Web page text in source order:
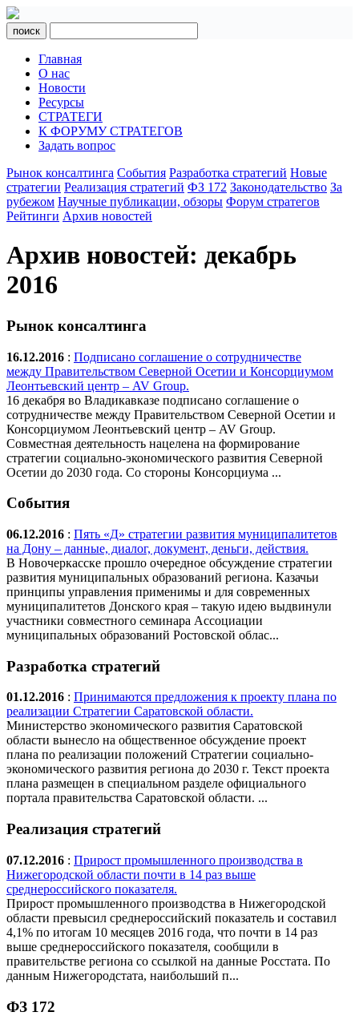
поиск
Главная
О нас
Новости
Ресурсы
СТРАТЕГИ
К ФОРУМУ СТРАТЕГОВ
Задать вопрос
Рынок консалтинга События Разработка стратегий Новые
стратегии Реализация стратегий ФЗ 172 Законодательство За
рубежом Научные публикации, обзоры Форум стратегов
Рейтинги Архив новостей
Архив новостей: декабрь
2016
Рынок консалтинга
16.12.2016 : Подписано соглашение о сотрудничестве
между Правительством Северной Осетии и Консорциумом
Леонтьевский центр – AV Group.
16 декабря во Владикавказе подписано соглашение о
сотрудничестве между Правительством Северной Осетии и
Консорциумом Леонтьевский центр – AV Group.
Совместная деятельность нацелена на формирование
стратегии социально-экономического развития Северной
Осетии до 2030 года. Со стороны Консорциума ...
События
06.12.2016 : Пять «Д» стратегии развития муниципалитетов
на Дону – данные, диалог, документ, деньги, действия.
В Новочеркасске прошло очередное обсуждение стратегии
развития муниципальных образований региона. Казачьи
принципы управления применимы и для современных
муниципалитетов Донского края – такую идею выдвинули
участники совместного семинара Ассоциации
муниципальных образований Ростовской облас...
Разработка стратегий
01.12.2016 : Принимаются предложения к проекту плана по
реализации Стратегии Саратовской области.
Министерство экономического развития Саратовской
области вынесло на общественное обсуждение проект
плана по реализации положений Стратегии социально-
экономического развития региона до 2030 г. Текст проекта
плана размещен в специальном разделе официального
портала правительства Саратовской области. ...
Реализация стратегий
07.12.2016 : Прирост промышленного производства в
Нижегородской области почти в 14 раз выше
среднероссийского показателя.
Прирост промышленного производства в Нижегородской
области превысил среднероссийский показатель и составил
4,1% по итогам 10 месяцев 2016 года, что почти в 14 раз
выше среднероссийского показателя, сообщили в
правительстве региона со ссылкой на данные Росстата. По
данным Нижегородстата, наибольший п...
ФЗ 172